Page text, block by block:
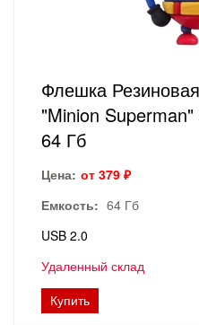
Флешка
"Minion
64 Гб
Цена: от 379 ₽
Емкость: 64 Гб
USB 2.0
Удаленный склад
Купить